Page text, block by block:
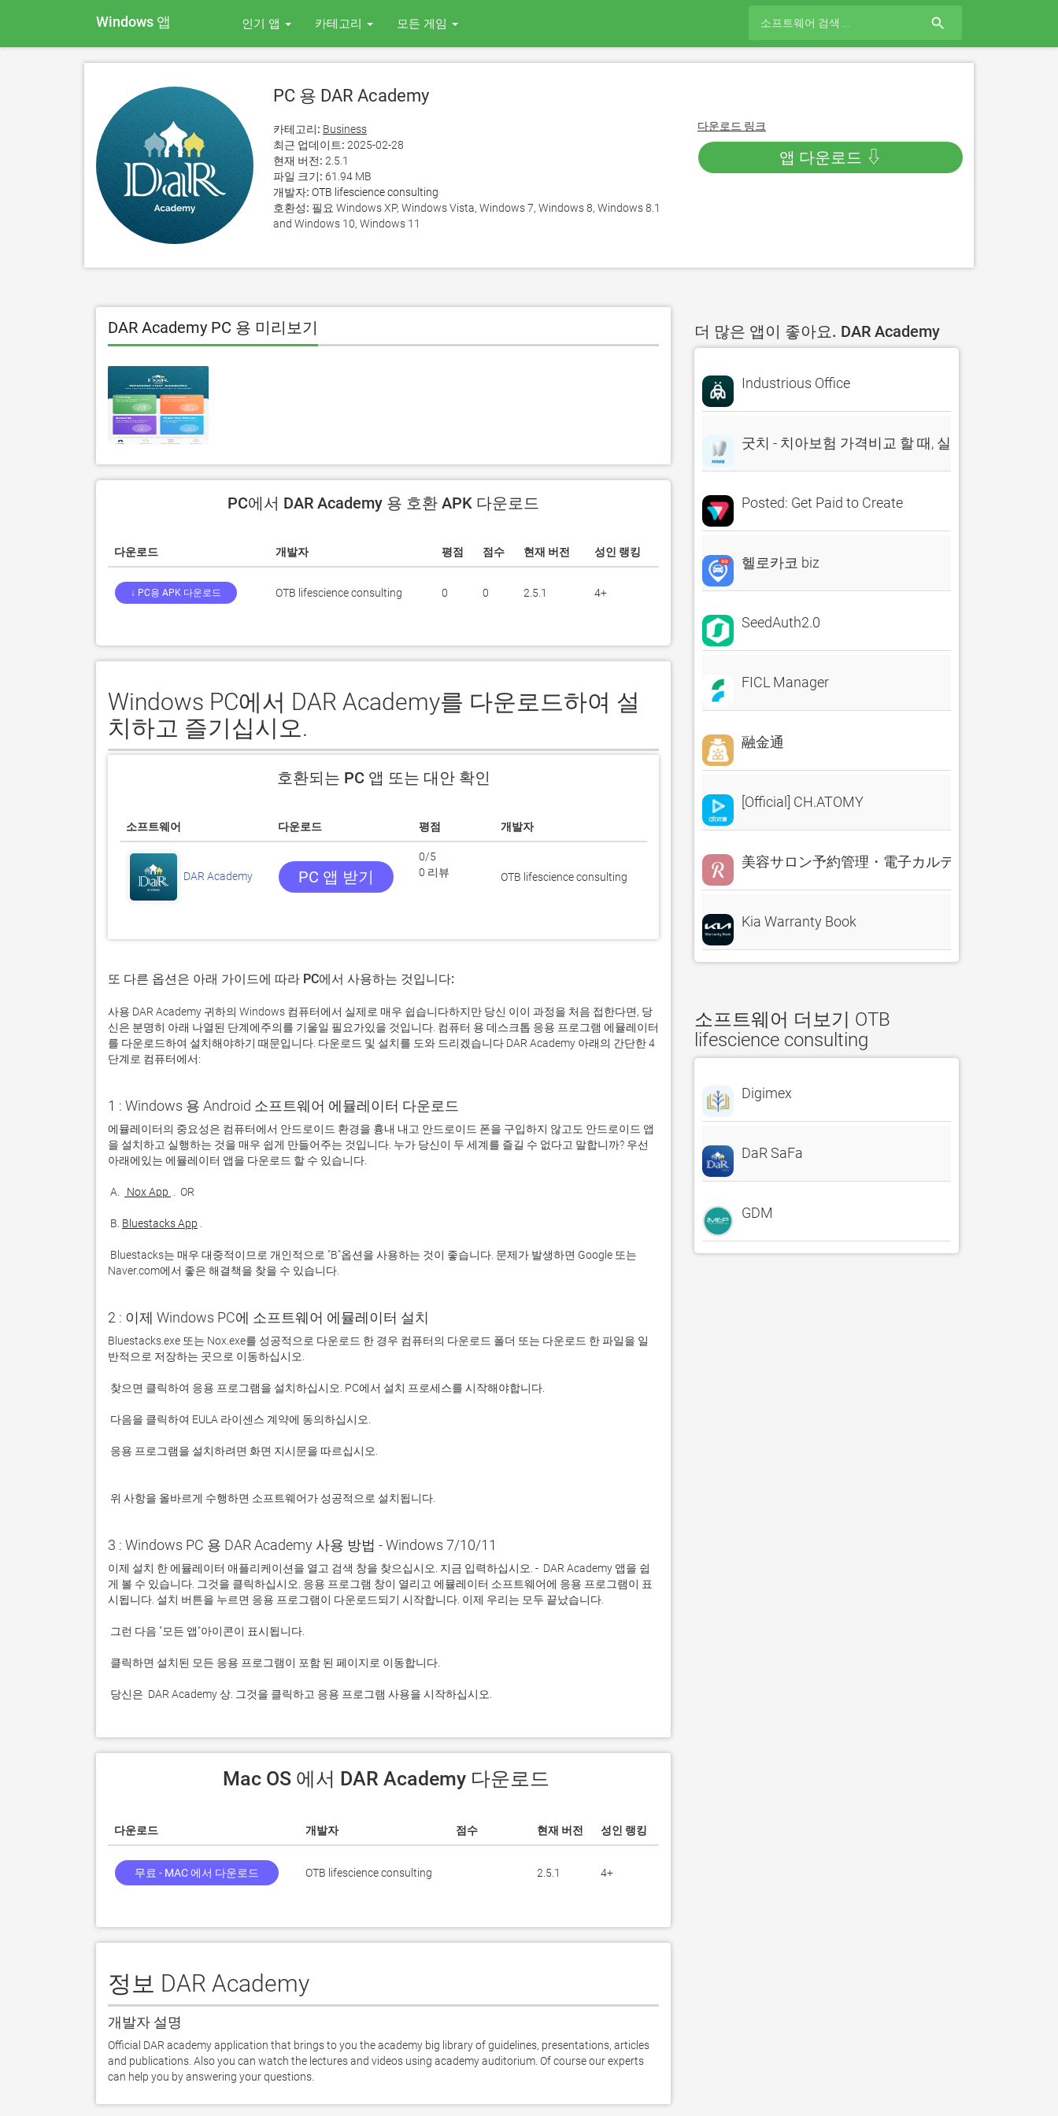
Windows 앱 인기 앱 카테고리 모든 게임 search
PC 용 DAR Academy
카테고리: Business
최근 업데이트: 2025-02-28
현재 버전: 2.5.1
파일 크기: 61.94 MB
개발자: OTB lifescience consulting
호환성: 필요 Windows XP, Windows Vista, Windows 7, Windows 8, Windows 8.1
and Windows 10, Windows 11
다운로드 링크
앱 다운로드 ⇩
DAR Academy PC 용 미리보기
PC에서 DAR Academy 용 호환 APK 다운로드
다운로드 개발자 평점 점수 현재 버전 성인 랭킹
↓ PC용 APK 다운로드 OTB lifescience consulting 0 0 2.5.1 4+
Windows PC에서 DAR Academy를 다운로드하여 설
치하고 즐기십시오.
호환되는 PC 앱 또는 대안 확인
소프트웨어 다운로드 평점 개발자
DAR Academy PC 앱 받기
0/5
0 리뷰
OTB lifescience consulting
또 다른 옵션은 아래 가이드에 따라 PC에서 사용하는 것입니다:
사용 DAR Academy 귀하의 Windows 컴퓨터에서 실제로 매우 쉽습니다하지만 당신 이이 과정을 처음 접한다면, 당
신은 분명히 아래 나열된 단계에주의를 기울일 필요가있을 것입니다. 컴퓨터 용 데스크톱 응용 프로그램 에뮬레이터
를 다운로드하여 설치해야하기 때문입니다. 다운로드 및 설치를 도와 드리겠습니다 DAR Academy 아래의 간단한 4
단계로 컴퓨터에서:
1 : Windows 용 Android 소프트웨어 에뮬레이터 다운로드
에뮬레이터의 중요성은 컴퓨터에서 안드로이드 환경을 흉내 내고 안드로이드 폰을 구입하지 않고도 안드로이드 앱
을 설치하고 실행하는 것을 매우 쉽게 만들어주는 것입니다. 누가 당신이 두 세계를 즐길 수 없다고 말합니까? 우선
A. Nox App
B. Bluestacks App
Naver.com에서 좋은 해결책을 찾을 수 있습니다.
2 : 이제 Windows PC에 소프트웨어 에뮬레이터 설치
Bluestacks.exe 또는 Nox.exe를 성공적으로 다운로드 한 경우 컴퓨터의 다운로드 폴더 또는 다운로드 한 파일을 일
위 사항을 올바르게 수행하면 소프트웨어가 성공적으로 설치됩니다.
3 : Windows PC 용 DAR Academy 사용 방법 - Windows 7/10/11
이제 설치 한 에뮬레이터 애플리케이션을 열고 검색 창을 찾으십시오. 지금 입력하십시오. -  DAR Academy 앱을 쉽
게 볼 수 있습니다. 그것을 클릭하십시오. 응용 프로그램 창이 열리고 에뮬레이터 소프트웨어에 응용 프로그램이 표
당신은  DAR Academy 상. 그것을 클릭하고 응용 프로그램 사용을 시작하십시오.
Mac OS 에서 DAR Academy 다운로드
다운로드 개발자 점수 현재 버전 성인 랭킹
무료 - MAC 에서 다운로드 OTB lifescience consulting 2.5.1 4+
정보 DAR Academy
개발자 설명
Official DAR academy application that brings to you the academy big library of guidelines, presentations, articles
and publications. Also you can watch the lectures and videos using academy auditorium. Of course our experts
can help you by answering your questions.
더 많은 앱이 좋아요. DAR Academy
Industrious Office
굿치 - 치아보험 가격비교 할 때, 실시간 비교견적 앱
Posted: Get Paid to Create
헬로카코 biz
SeedAuth2.0
FICL Manager
融金通
[Official] CH.ATOMY
美容サロン予約管理・電子カルテ・売上分析
Kia Warranty Book
소프트웨어 더보기 OTB
lifescience consulting
Digimex
DaR SaFa
GDM